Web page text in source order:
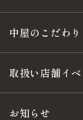
中屋のこだわり
取扱い店舗イベ
お知らせ